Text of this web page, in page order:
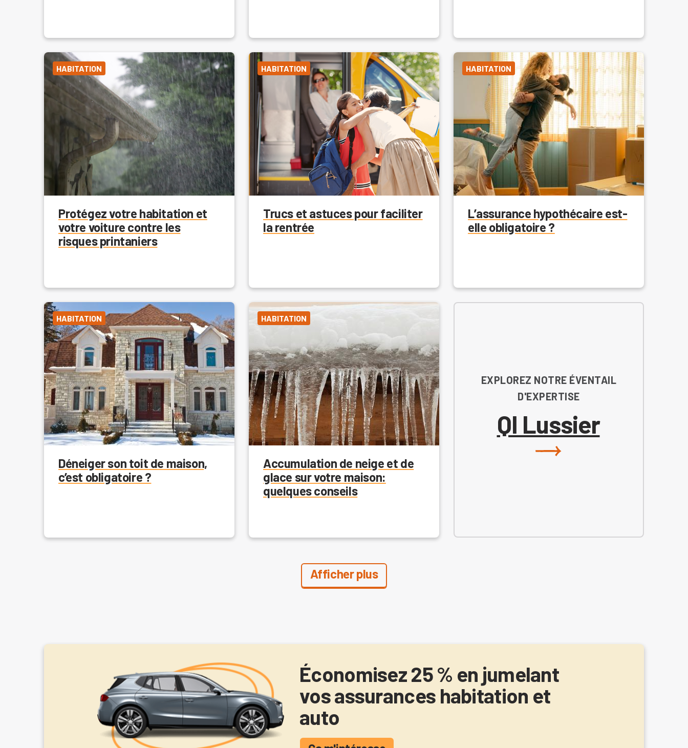
HABITATION
Protégez votre habitation et
votre voiture contre les
risques printaniers
HABITATION
Trucs et astuces pour faciliter
la rentrée
HABITATION
L’assurance hypothécaire est-
elle obligatoire ?
HABITATION
Déneiger son toit de maison,
c’est obligatoire ?
HABITATION
Accumulation de neige et de
glace sur votre maison:
quelques conseils
EXPLOREZ NOTRE ÉVENTAIL
D'EXPERTISE
QI Lussier
Afficher plus
Économisez 25 % en jumelant
vos assurances habitation et
auto